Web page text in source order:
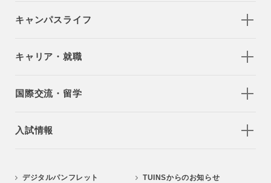
キャンパスライフ
キャリア・就職
国際交流・留学
入試情報
デジタルパンフレット TUINSからのお知らせ